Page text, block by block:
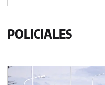
POLICIALES